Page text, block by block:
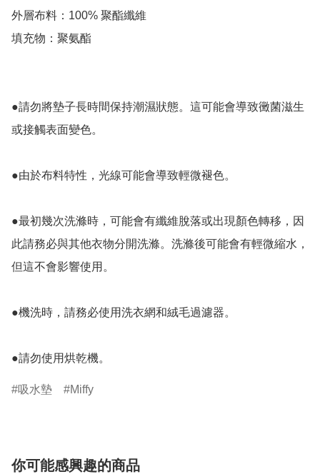
外層布料：100% 聚酯纖維
填充物：聚氨酯
●請勿將墊子長時間保持潮濕狀態。這可能會導致黴菌滋生
或接觸表面變色。
●由於布料特性，光線可能會導致輕微褪色。
●最初幾次洗滌時，可能會有纖維脫落或出現顏色轉移，因
此請務必與其他衣物分開洗滌。洗滌後可能會有輕微縮水，
但這不會影響使用。
●機洗時，請務必使用洗衣網和絨毛過濾器。
●請勿使用烘乾機。
吸水墊 Miffy
你可能感興趣的商品